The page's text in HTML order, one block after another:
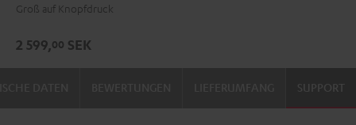
Groß auf Knopfdruck
2 599,00 SEK
SUPPORT